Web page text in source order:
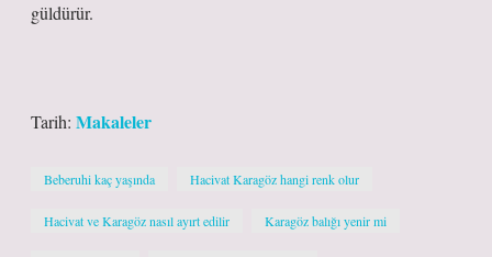
güldürür.
Tarih: Makaleler
Beberuhi kaç yaşında Hacivat Karagöz hangi renk olur
Hacivat ve Karagöz nasıl ayırt edilir Karagöz balığı yenir mi